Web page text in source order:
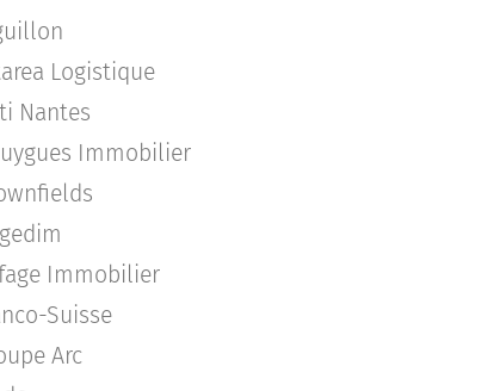
Logistique
Nantes
Immobilier
Immobilier
Suisse
Arc